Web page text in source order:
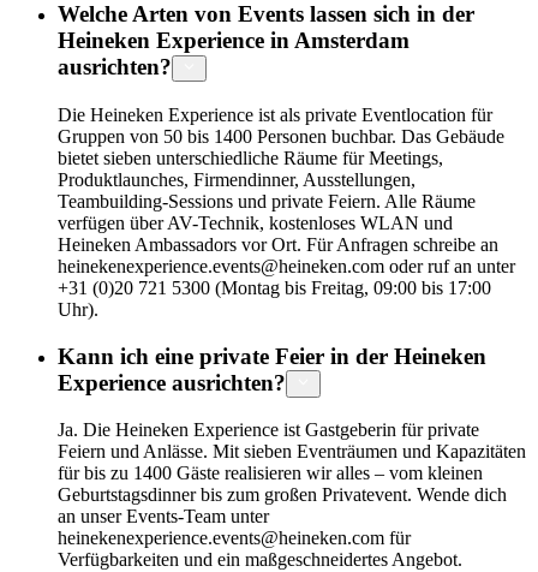
Welche Arten von Events lassen sich in der
Heineken Experience in Amsterdam
ausrichten?
Die Heineken Experience ist als private Eventlocation für
Gruppen von 50 bis 1400 Personen buchbar. Das Gebäude
bietet sieben unterschiedliche Räume für Meetings,
Produktlaunches, Firmendinner, Ausstellungen,
Teambuilding-Sessions und private Feiern. Alle Räume
verfügen über AV-Technik, kostenloses WLAN und
Heineken Ambassadors vor Ort. Für Anfragen schreibe an
heinekenexperience.events@heineken.com oder ruf an unter
+31 (0)20 721 5300 (Montag bis Freitag, 09:00 bis 17:00
Uhr).
Kann ich eine private Feier in der Heineken
Experience ausrichten?
Ja. Die Heineken Experience ist Gastgeberin für private
Feiern und Anlässe. Mit sieben Eventräumen und Kapazitäten
für bis zu 1400 Gäste realisieren wir alles – vom kleinen
Geburtstagsdinner bis zum großen Privatevent. Wende dich
an unser Events-Team unter
heinekenexperience.events@heineken.com für
Verfügbarkeiten und ein maßgeschneidertes Angebot.